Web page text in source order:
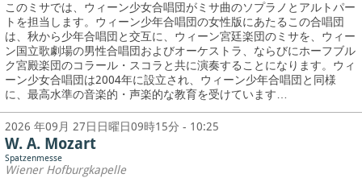
このミサでは、ウィーン少女合唱団がミサ曲のソプラノとアルトパー
トを担当します。ウィーン少年合唱団の女性版にあたるこの合唱団
は、秋から少年合唱団と交互に、ウィーン宮廷楽団のミサを、ウィー
ン国立歌劇場の男性合唱団およびオーケストラ、ならびにホーフブル
ク宮殿楽団のコラール・スコラと共に演奏することになります。ウィ
ーン少女合唱団は2004年に設立され、ウィーン少年合唱団と同様
に、最高水準の音楽的・声楽的な教育を受けています…
2026 年09月 27日日曜日09時15分 - 10:25
W. A. Mozart
Spatzenmesse
Wiener Hofburgkapelle